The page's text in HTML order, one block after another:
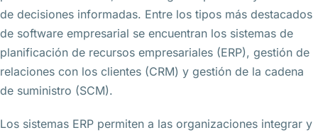
de decisiones informadas. Entre los tipos más destacados
de software empresarial se encuentran los sistemas de
planificación de recursos empresariales (ERP), gestión de
relaciones con los clientes (CRM) y gestión de la cadena
de suministro (SCM).
Los sistemas ERP permiten a las organizaciones integrar y